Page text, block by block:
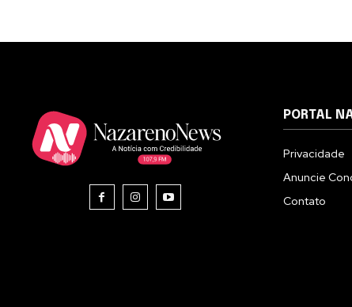
PORTAL
Privacidade
Anuncie
Contato